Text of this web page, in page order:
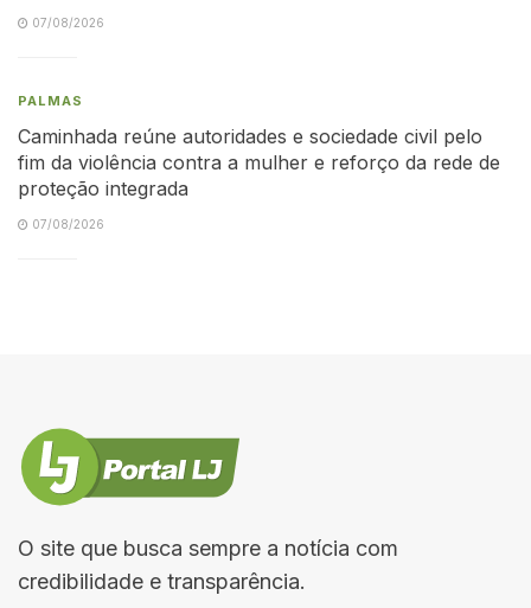
07/08/2026
PALMAS
Caminhada reúne autoridades e sociedade civil pelo
fim da violência contra a mulher e reforço da rede de
proteção integrada
07/08/2026
O site que busca sempre a notícia com
credibilidade e transparência.